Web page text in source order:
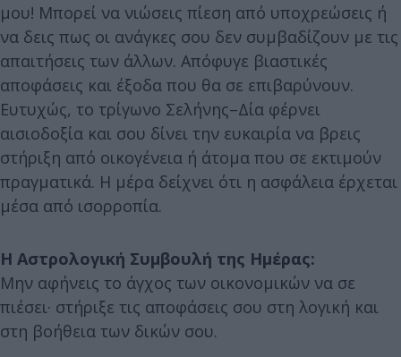
μου! Μπορεί να νιώσεις πίεση από υποχρεώσεις ή
να δεις πως οι ανάγκες σου δεν συμβαδίζουν με τις
απαιτήσεις των άλλων. Απόφυγε βιαστικές
αποφάσεις και έξοδα που θα σε επιβαρύνουν.
Ευτυχώς, το τρίγωνο Σελήνης–Δία φέρνει
αισιοδοξία και σου δίνει την ευκαιρία να βρεις
στήριξη από οικογένεια ή άτομα που σε εκτιμούν
πραγματικά. Η μέρα δείχνει ότι η ασφάλεια έρχεται
μέσα από ισορροπία.
Η Αστρολογική Συμβουλή της Ημέρας:
Μην αφήνεις το άγχος των οικονομικών να σε
πιέσει· στήριξε τις αποφάσεις σου στη λογική και
στη βοήθεια των δικών σου.